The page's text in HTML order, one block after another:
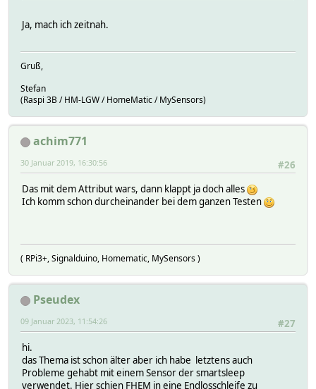
Ja, mach ich zeitnah.
Gruß,
Stefan
(Raspi 3B / HM-LGW / HomeMatic / MySensors)
achim771
#26
30 Januar 2019, 16:30:56
Das mit dem Attribut wars, dann klappt ja doch alles
Ich komm schon durcheinander bei dem ganzen Testen
( RPi3+, Signalduino, Homematic, MySensors )
Pseudex
#27
09 Januar 2023, 11:54:26
hi.
das Thema ist schon älter aber ich habe letztens auch
Probleme gehabt mit einem Sensor der smartsleep
verwendet. Hier schien FHEM in eine Endlosschleife zu